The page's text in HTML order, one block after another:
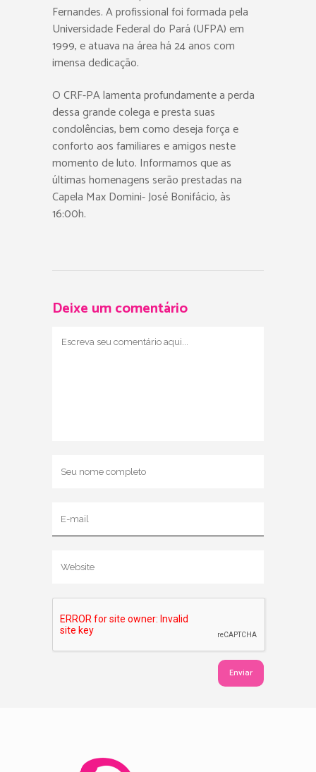
Fernandes. A profissional foi formada pela
Universidade Federal do Pará (UFPA) em
1999, e atuava na área há 24 anos com
imensa dedicação.
O CRF-PA lamenta profundamente a perda
dessa grande colega e presta suas
condolências, bem como deseja força e
conforto aos familiares e amigos neste
momento de luto. Informamos que as
últimas homenagens serão prestadas na
Capela Max Domini- José Bonifácio, às
16:00h.
Deixe um comentário